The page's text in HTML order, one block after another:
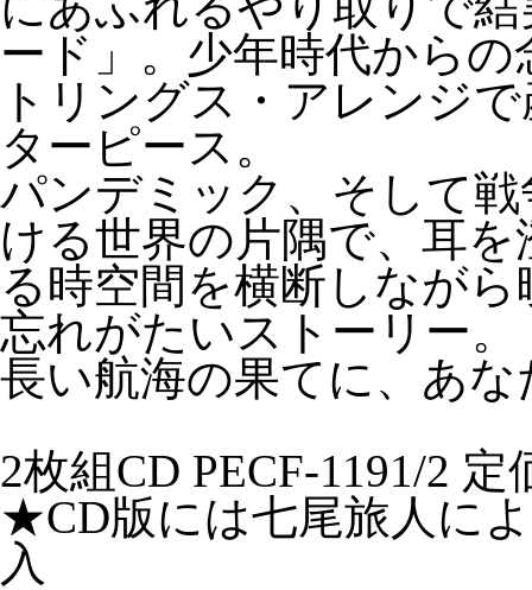
ード」。少年時代から
トリングス・アレンジ
ターピース。
パンデミック、そして
ける世界の片隅で、耳
る時空間を横断しなが
忘れがたいストーリー。
長い航海の果てに、あ
2枚組CD PECF-1191/2
★CD版には七尾旅人に
入